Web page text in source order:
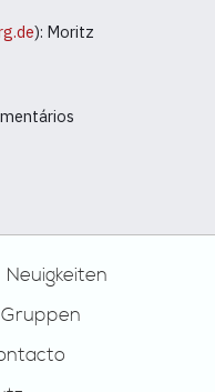
): Moritz
Neuigkeiten
Gruppen